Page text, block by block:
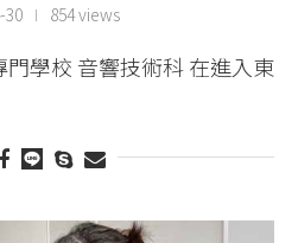
30 854 views
學校 音響技術科 在進入東